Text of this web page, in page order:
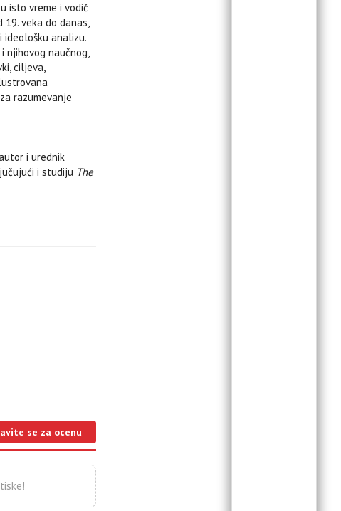
isto vreme i vodič
veka do danas,
analizu.
njihovog naučnog,
ciljeva,
razumevanje
i urednik
i studiju The
se za ocenu